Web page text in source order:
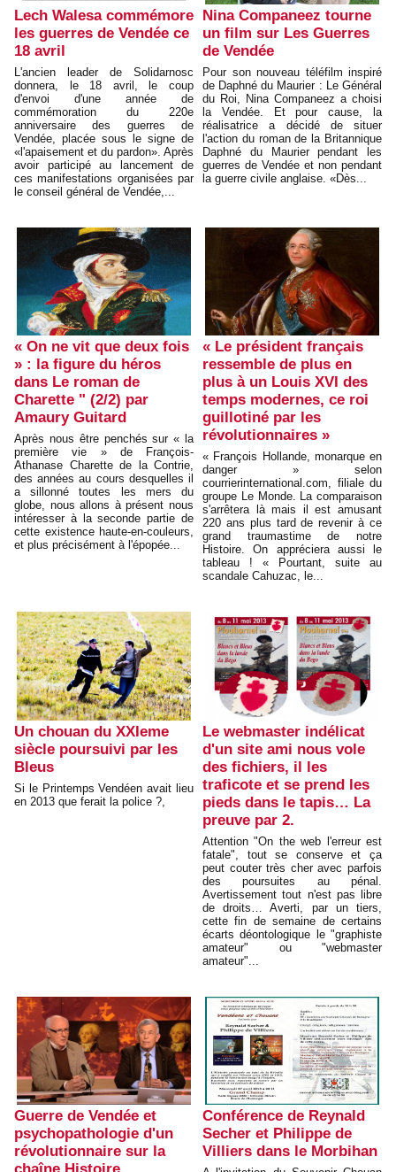
Lech Walesa commémore
les guerres de Vendée ce
18 avril
L'ancien leader de Solidarnosc
donnera, le 18 avril, le coup
d'envoi d'une année de
commémoration du 220e
anniversaire des guerres de
Vendée, placée sous le signe de
«l'apaisement et du pardon». Après
avoir participé au lancement de
ces manifestations organisées par
le conseil général de Vendée,...
Nina Companeez tourne
un film sur Les Guerres
de Vendée
Pour son nouveau téléfilm inspiré
de Daphné du Maurier : Le Général
du Roi, Nina Companeez a choisi
la Vendée. Et pour cause, la
réalisatrice a décidé de situer
l'action du roman de la Britannique
Daphné du Maurier pendant les
guerres de Vendée et non pendant
la guerre civile anglaise. «Dès...
« On ne vit que deux fois
» : la figure du héros
dans Le roman de
Charette " (2/2) par
Amaury Guitard
Après nous être penchés sur « la
première vie » de François-
Athanase Charette de la Contrie,
des années au cours desquelles il
a sillonné toutes les mers du
globe, nous allons à présent nous
intéresser à la seconde partie de
cette existence haute-en-couleurs,
et plus précisément à l'épopée...
« Le président français
ressemble de plus en
plus à un Louis XVI des
temps modernes, ce roi
guillotiné par les
révolutionnaires »
« François Hollande, monarque en
danger » selon
courrierinternational.com, filiale du
groupe Le Monde. La comparaison
s'arrêtera là mais il est amusant
220 ans plus tard de revenir à ce
grand traumastime de notre
Histoire. On appréciera aussi le
tableau ! « Pourtant, suite au
scandale Cahuzac, le...
Un chouan du XXIeme
siècle poursuivi par les
Bleus
Si le Printemps Vendéen avait lieu
en 2013 que ferait la police ?,
Le webmaster indélicat
d'un site ami nous vole
des fichiers, il les
traficote et se prend les
pieds dans le tapis… La
preuve par 2.
Attention "On the web l'erreur est
fatale", tout se conserve et ça
peut couter très cher avec parfois
des poursuites au pénal.
Avertissement tout n'est pas libre
de droits… Averti, par un tiers,
cette fin de semaine de certains
écarts déontologique le "graphiste
amateur" ou "webmaster
amateur"...
Guerre de Vendée et
psychopathologie d'un
révolutionnaire sur la
chaîne Histoire
Conférence de Reynald
Secher et Philippe de
Villiers dans le Morbihan